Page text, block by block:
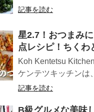
記事を読む
星2.7！おつまみ
点レシピ！ちくわ
Koh Kentetsu
ケンテツキッチンは
記事を読む